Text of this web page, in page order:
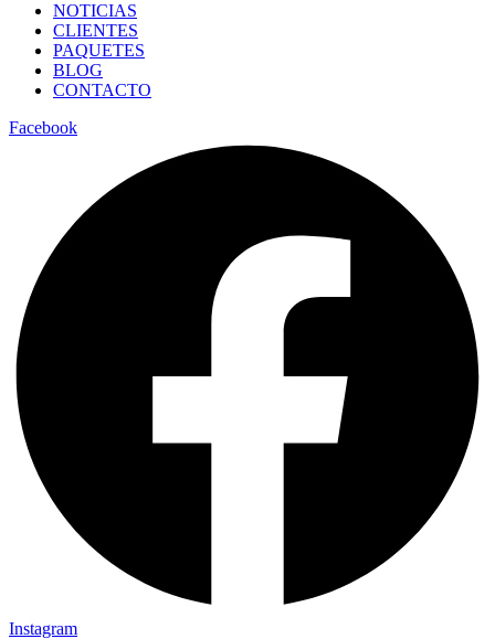
NOTICIAS
CLIENTES
PAQUETES
BLOG
CONTACTO
Facebook
Instagram